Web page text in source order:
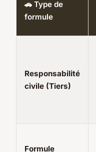
🚗 Type de
formule
Responsabilité
civile (Tiers)
Formule